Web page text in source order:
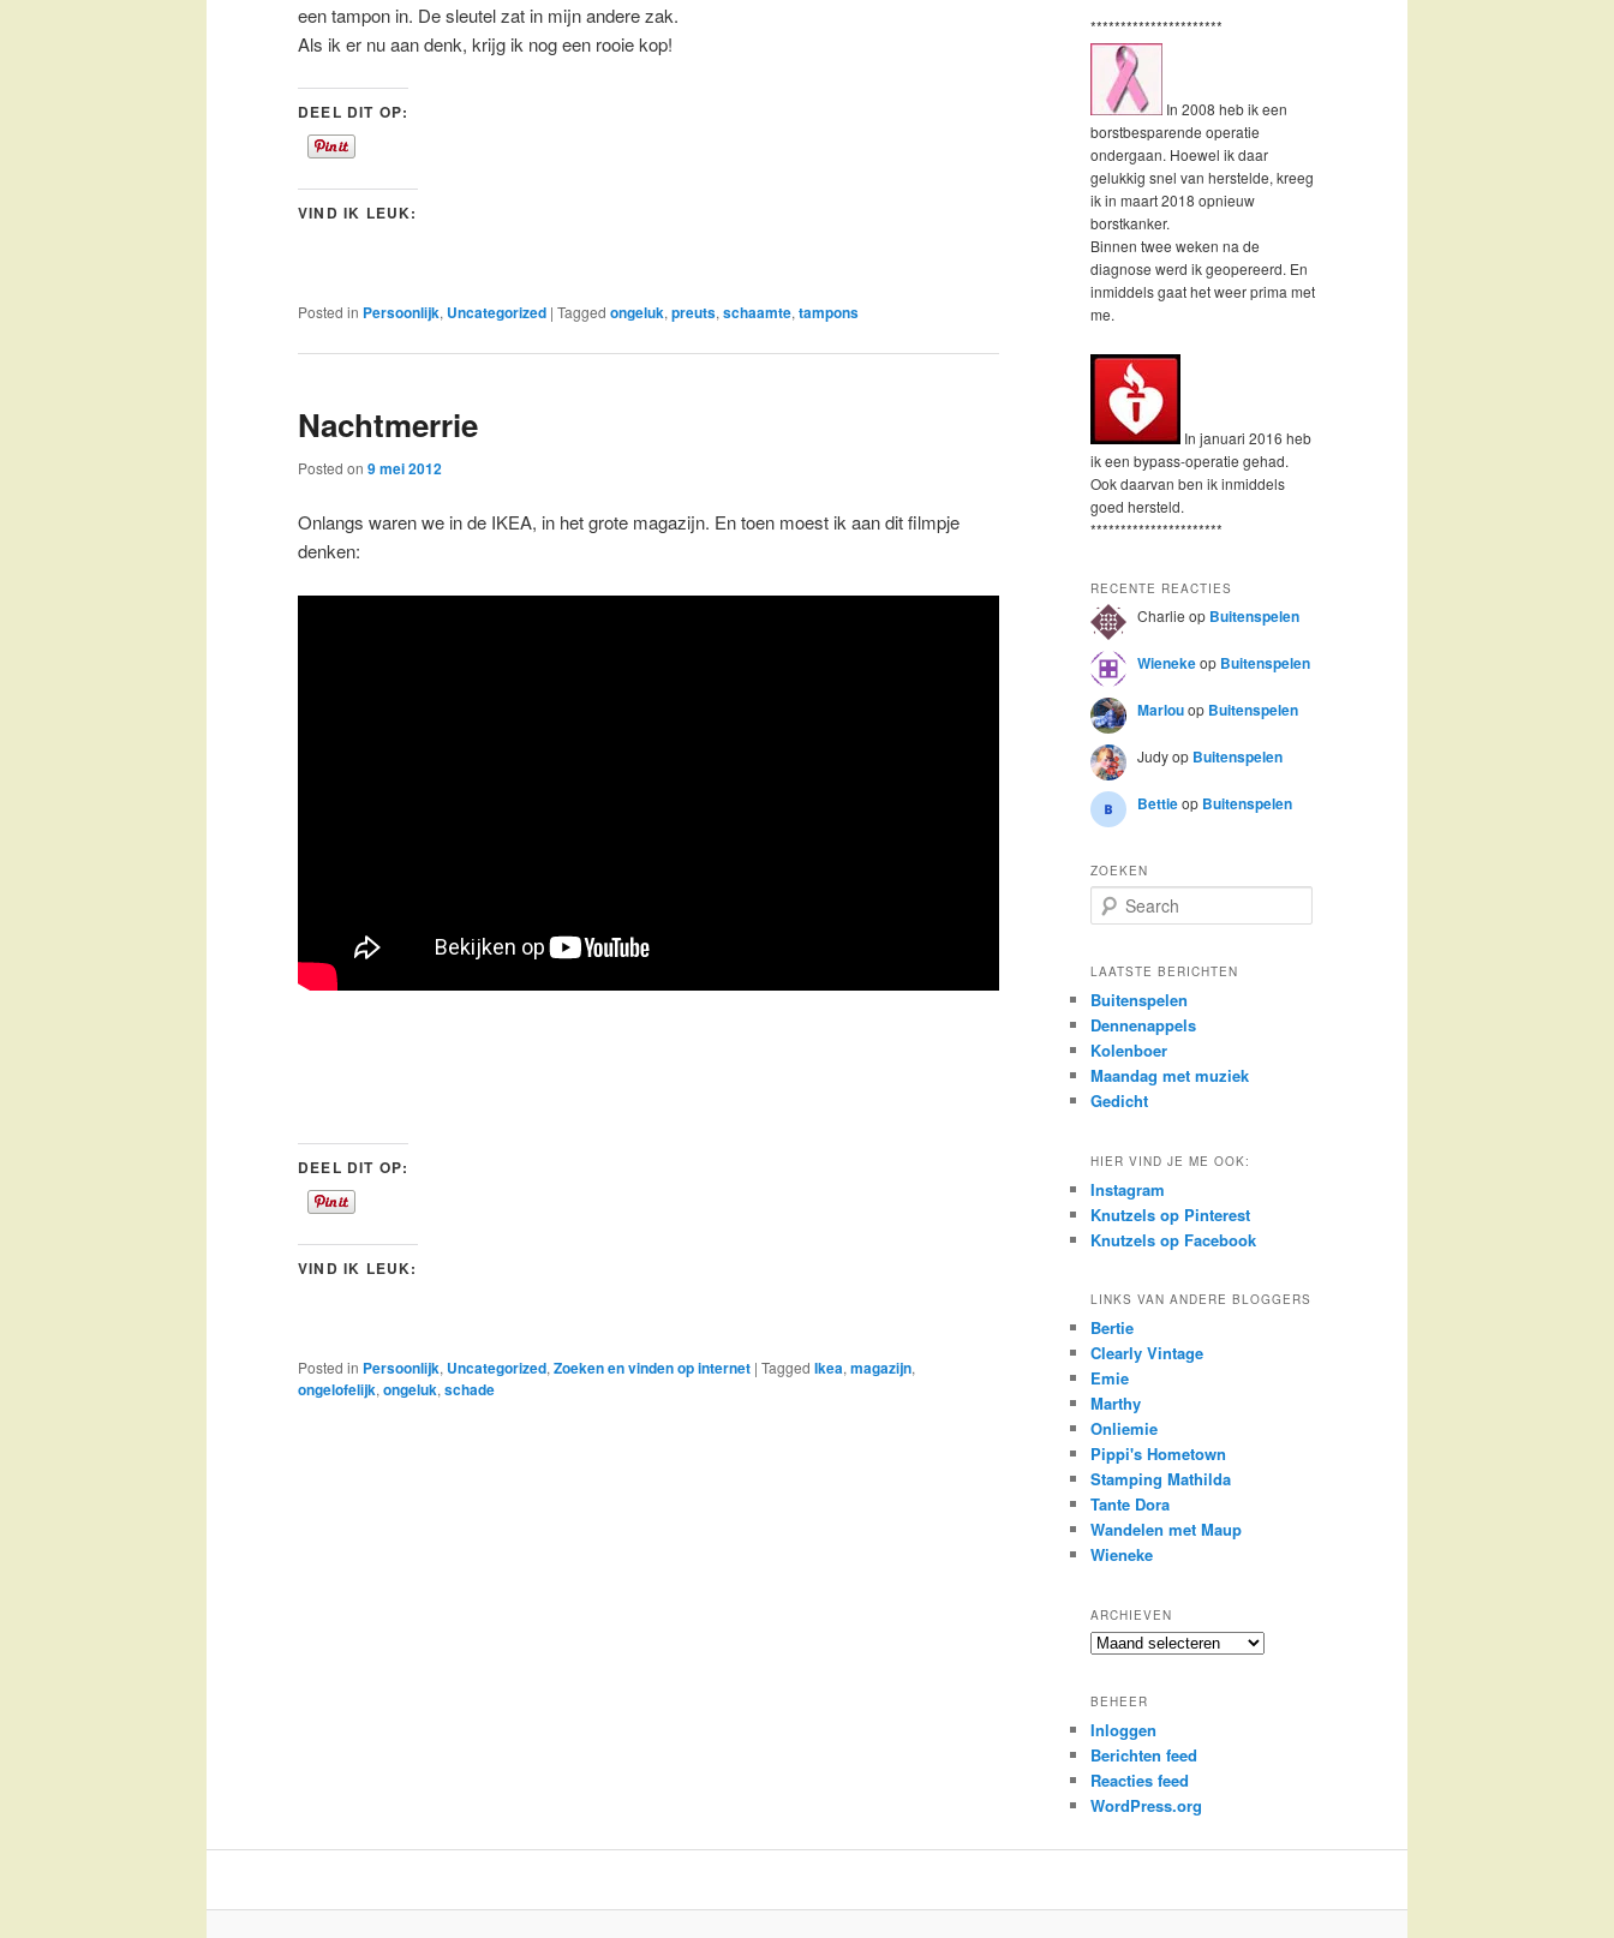
een tampon in. De sleutel zat in mijn andere zak.
Als ik er nu aan denk, krijg ik nog een rooie kop!
DEEL DIT OP:
VIND IK LEUK:
Posted in Persoonlijk, Uncategorized | Tagged ongeluk, preuts, schaamte, tampons
Nachtmerrie
Posted on 9 mei 2012
Onlangs waren we in de IKEA, in het grote magazijn. En toen moest ik aan dit filmpje
denken:
DEEL DIT OP:
VIND IK LEUK:
Posted in Persoonlijk, Uncategorized, Zoeken en vinden op internet | Tagged Ikea, magazijn,
ongelofelijk, ongeluk, schade
**********************
In 2008 heb ik een
borstbesparende operatie
ondergaan. Hoewel ik daar
gelukkig snel van herstelde, kreeg
ik in maart 2018 opnieuw
borstkanker.
Binnen twee weken na de
diagnose werd ik geopereerd. En
inmiddels gaat het weer prima met
me.
In januari 2016 heb
ik een bypass-operatie gehad.
Ook daarvan ben ik inmiddels
goed hersteld.
**********************
RECENTE REACTIES
Charlie op Buitenspelen
Wienekeop Buitenspelen
Marlouop Buitenspelen
Judyop Buitenspelen
Bettieop Buitenspelen
ZOEKEN
e
r
h
LAATSTE BERICHTEN
Buitenspelen
Dennenappels
Kolenboer
Maandag met muziek
Gedicht
HIER VIND JE ME OOK:
Instagram
Knutzels op Pinterest
Knutzels op Facebook
LINKS VAN ANDERE BLOGGERS
Bertie
Clearly Vintage
Emie
Marthy
Onliemie
Pippi's Hometown
Stamping Mathilda
Tante Dora
Wandelen met Maup
Wieneke
ARCHIEVEN
Archieven
BEHEER
Inloggen
Berichten feed
Reacties feed
WordPress.org